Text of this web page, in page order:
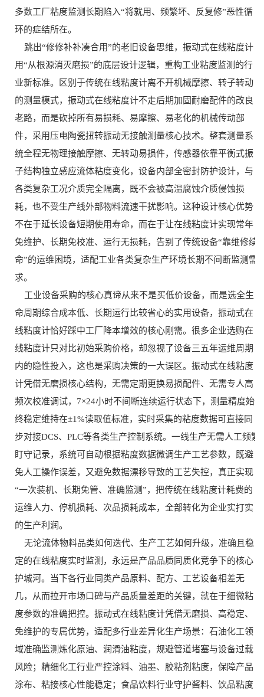
多数工厂粘度监测长期陷入“将就用、频繁坏、反复修”恶性循
环的症结所在。
跳出“修修补补凑合用”的老旧设备思维，振动式在线粘度计
用“从根源消灭磨损”的底层设计逻辑，重构工业粘度监测的行
业新标准。区别于传统在线粘度计离不开机械摩擦、转子转动
的测量模式，振动式在线粘度计不走后期加固耐磨配件的改良
老路，而是砍掉所有易损耗、易摩擦、易老化的机械传动部
件，采用压电陶瓷扭转振动无接触测量核心技术。整套测量系
统全程无物理接触摩擦、无转动易损件，传感器依靠平衡式振
子结构独立感应流体粘度变化，设备内部全密封防护设计，与
各类复杂工况介质完全隔离，既不会被高温腐蚀介质侵蚀损
耗，也不受生产线外部物料流速干扰影响。这种设计核心优势
不在于延长设备短期使用寿命，而在于让在线粘度计实现常年
免维护、长期免校准、运行无损耗，告别了传统设备“靠维修续
命”的运维困境，适配工业各类复杂生产环境长期不间断监测需
求。
工业设备采购的核心真谛从来不是买低价设备，而是选全生
命周期综合成本低、长期运行比较省心的实用设备，振动式在
线粘度计恰好踩中工厂降本增效的核心刚需。很多企业选购在
线粘度计只对比初始采购价格，却忽视了设备三五年运维周期
内的隐性投入，这也是采购决策的一大误区。振动式在线粘度
计凭借无磨损核心结构，无需定期更换易损配件、无需专人高
频次校准调试，7×24小时不间断连续运行状态下，测量精度始
终稳定维持在±1%读取值标准，实时采集的粘度数据可直接同
步对接DCS、PLC等各类生产控制系统。一线生产无需人工频繁
盯守记录，系统可自动根据粘度数据微调生产工艺参数，既避
免人工操作误差，又避免数据漂移导致的工艺失控，真正实现
“一次装机、长期免管、准确监测”，把传统在线粘度计耗费的
运维人力、停机损耗、次品损耗成本，全部转化为企业实打实
的生产利润。
无论流体物料品类如何迭代、生产工艺如何升级，准确且稳
定的在线粘度实时监测，永远是产品品质同质化竞争下的核心
护城河。当下各行业同类产品原料、配方、工艺设备相差无
几，从而拉开市场口碑与产品质量差距的关键，就在于细微粘
度参数的准确把控。振动式在线粘度计凭借无磨损、高稳定、
免维护的专属优势，适配多行业差异化生产场景：石油化工领
域准确监测炼化原油、润滑油粘度，规避管道堵塞与设备过载
风险；精细化工行业严控涂料、油墨、胶粘剂粘度，保障产品
涂布、粘接核心性能稳定；食品饮料行业守护酱料、饮品粘度